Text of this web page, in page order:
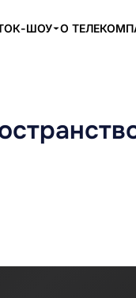
ШОУ О